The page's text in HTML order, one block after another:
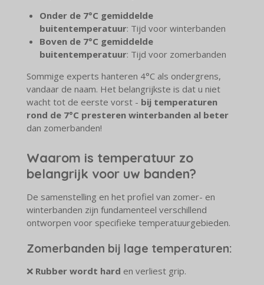
Onder de 7°C gemiddelde
buitentemperatuur: Tijd voor winterbanden
Boven de 7°C gemiddelde
buitentemperatuur: Tijd voor zomerbanden
Sommige experts hanteren 4°C als ondergrens,
vandaar de naam. Het belangrijkste is dat u niet
wacht tot de eerste vorst - bij temperaturen
rond de 7°C presteren winterbanden al beter
dan zomerbanden!
Waarom is temperatuur zo
belangrijk voor uw banden?
De samenstelling en het profiel van zomer- en
winterbanden zijn fundamenteel verschillend
ontworpen voor specifieke temperatuurgebieden.
Zomerbanden bij lage temperaturen:
❌ Rubber wordt hard en verliest grip.